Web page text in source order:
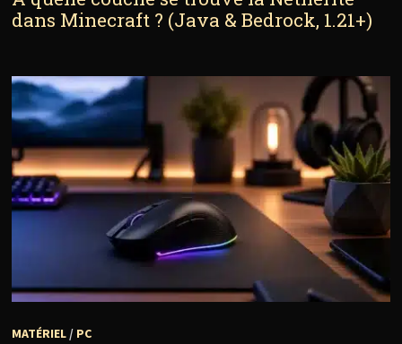
dans Minecraft ? (Java & Bedrock, 1.21+)
MATÉRIEL/ PC